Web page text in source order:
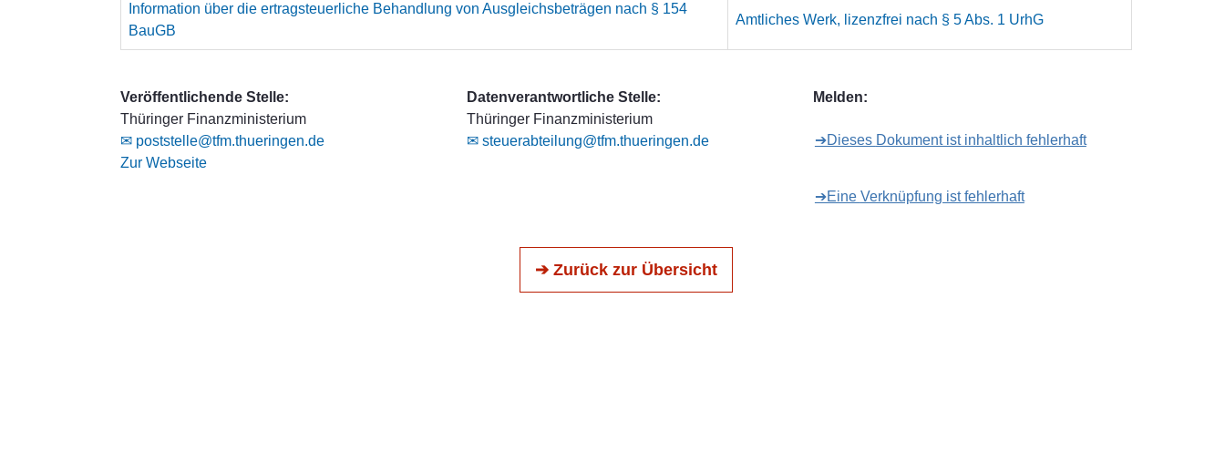
Information über die ertragsteuerliche Behandlung von Ausgleichsbeträgen nach § 154
BauGB
Amtliches Werk, lizenzfrei nach § 5 Abs. 1 UrhG
Veröffentlichende Stelle:
Thüringer Finanzministerium
✉ poststelle@tfm.thueringen.de
Zur Webseite
Datenverantwortliche Stelle:
Thüringer Finanzministerium
✉ steuerabteilung@tfm.thueringen.de
Melden:
➔Dieses Dokument ist inhaltlich fehlerhaft
➔Eine Verknüpfung ist fehlerhaft
➔ Zurück zur Übersicht